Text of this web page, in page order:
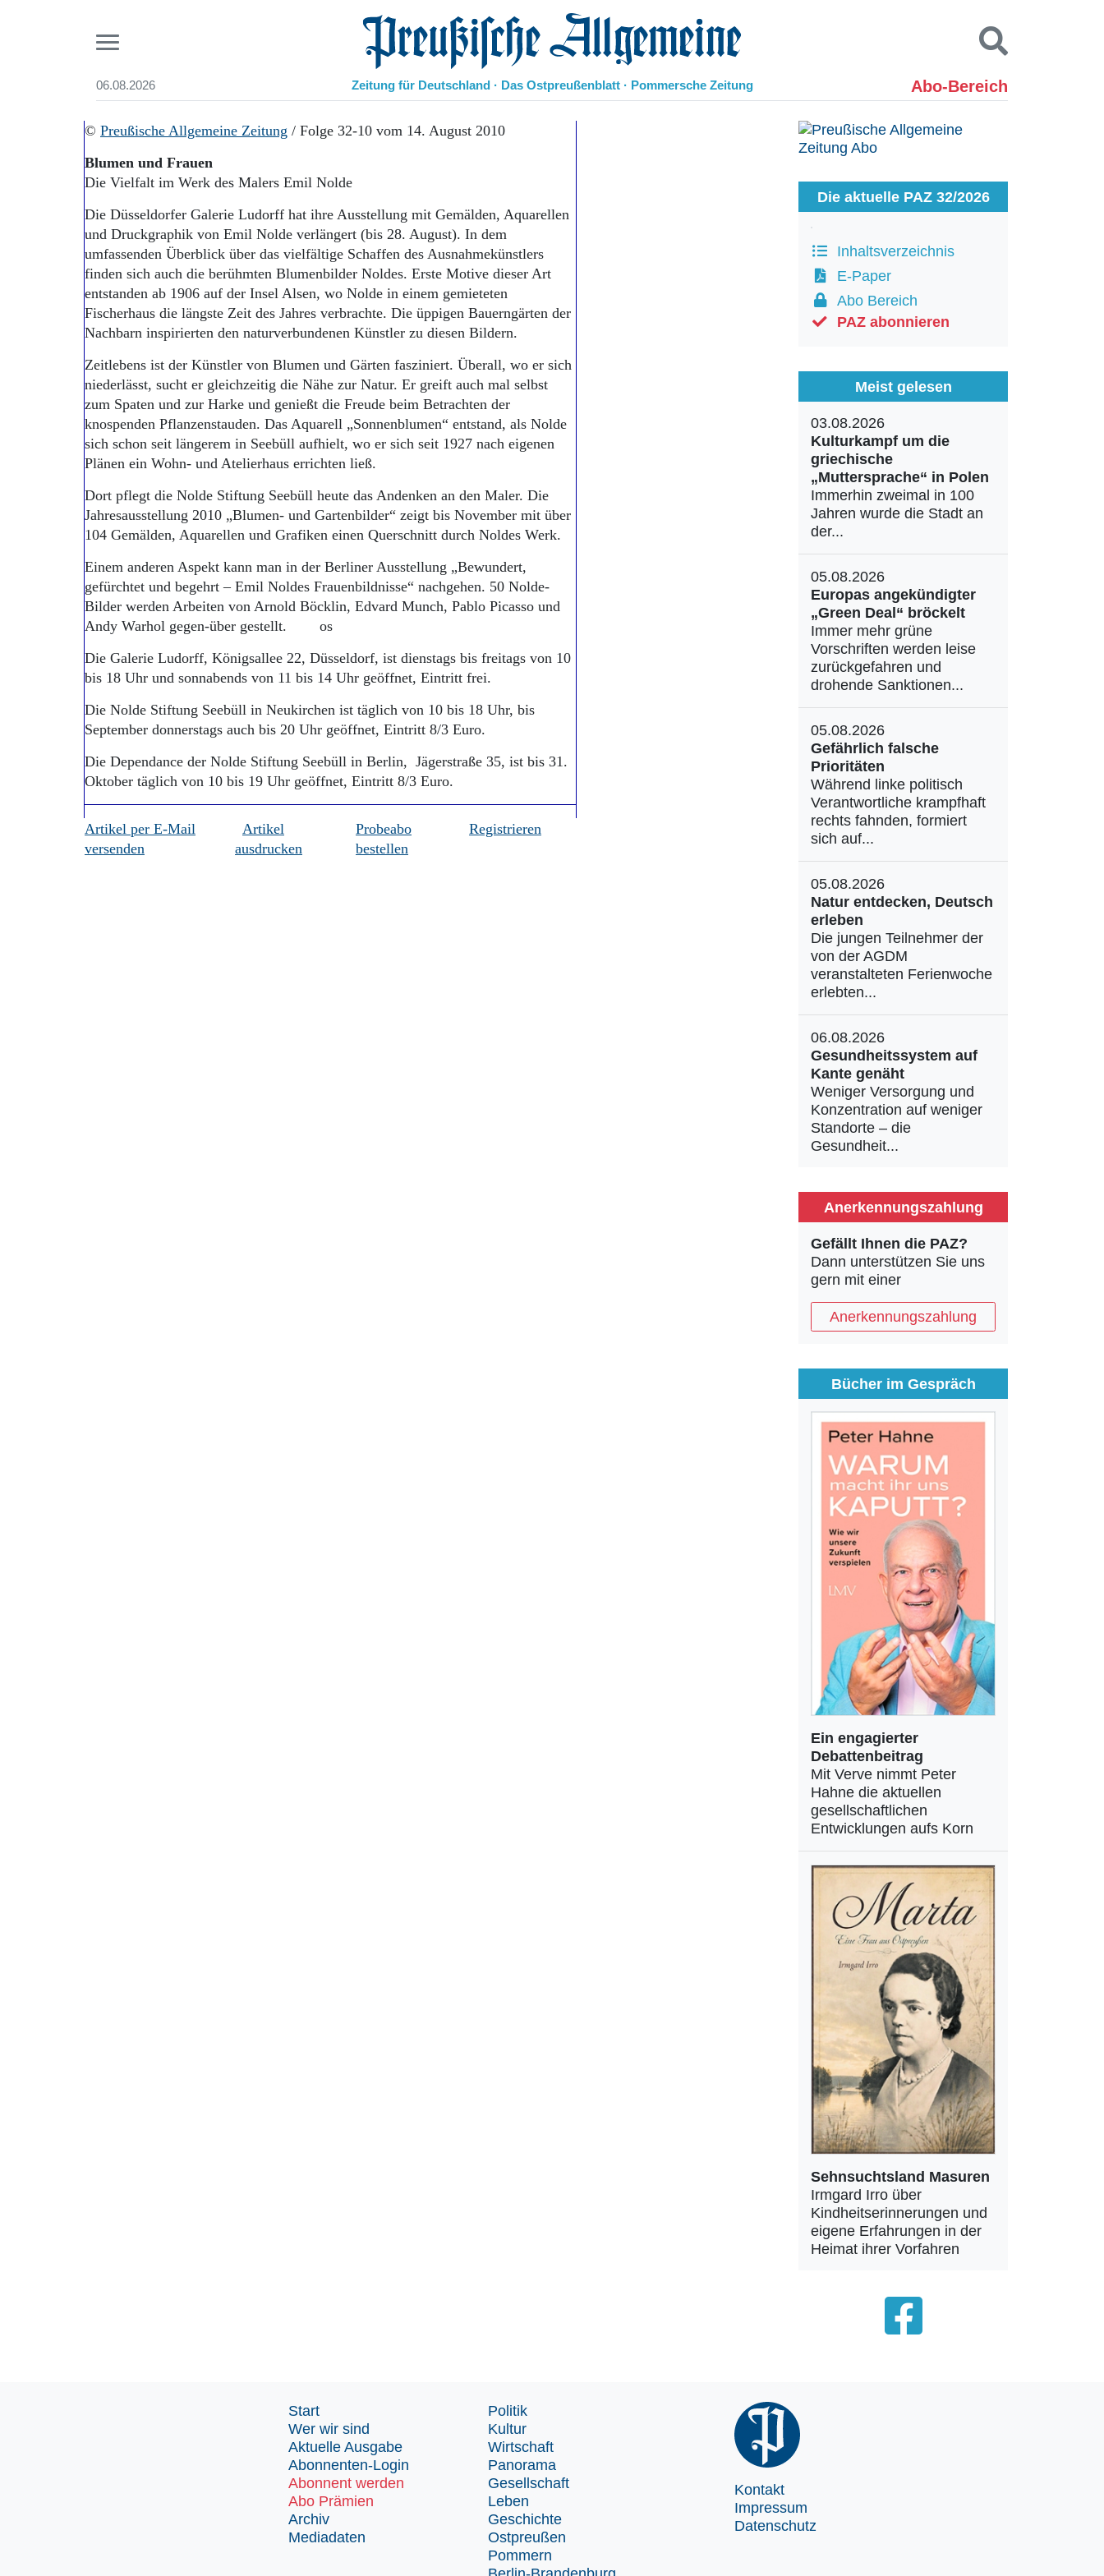
06.08.2026 Preußische Allgemeine Zeitung
Zeitung für Deutschland · Das Ostpreußenblatt · Pommersche Zeitung Abo-Bereich
Start
Aktuelle Ausgabe
Abonnenten-Login
Abo Prämien
Archiv
Mediadaten
Leben
Ostpreußen
Pommern
Berlin-Brandenburg
Schlesien
Danzig und Westpreußen
Kontakt
Suchen und finden
© Preußische Allgemeine Zeitung / Folge 32-10 vom 14. August 2010
Blumen und Frauen
Die Vielfalt im Werk des Malers Emil Nolde
Die Düsseldorfer Galerie Ludorff hat ihre Ausstellung mit Gemälden, Aquarellen
und Druckgraphik von Emil Nolde verlängert (bis 28. August). In dem
umfassenden Überblick über das vielfältige Schaffen des Ausnahmekünstlers
finden sich auch die berühmten Blumenbilder Noldes. Erste Motive dieser Art
entstanden ab 1906 auf der Insel Alsen, wo Nolde in einem gemieteten
Fischerhaus die längste Zeit des Jahres verbrachte. Die üppigen Bauerngärten der
Nachbarn inspirierten den naturverbundenen Künstler zu diesen Bildern.
Zeitlebens ist der Künstler von Blumen und Gärten fasziniert. Überall, wo er sich
niederlässt, sucht er gleichzeitig die Nähe zur Natur. Er greift auch mal selbst
zum Spaten und zur Harke und genießt die Freude beim Betrachten der
knospenden Pflanzenstauden. Das Aquarell „Sonnenblumen“ entstand, als Nolde
sich schon seit längerem in Seebüll aufhielt, wo er sich seit 1927 nach eigenen
Plänen ein Wohn- und Atelierhaus errichten ließ.
Dort pflegt die Nolde Stiftung Seebüll heute das Andenken an den Maler. Die
Jahresausstellung 2010 „Blumen- und Gartenbilder“ zeigt bis November mit über
104 Gemälden, Aquarellen und Grafiken einen Querschnitt durch Noldes Werk.
Einem anderen Aspekt kann man in der Berliner Ausstellung „Bewundert,
gefürchtet und begehrt – Emil Noldes Frauenbildnisse“ nachgehen. 50 Nolde-
Bilder werden Arbeiten von Arnold Böcklin, Edvard Munch, Pablo Picasso und
Andy Warhol gegen-über gestellt. os
Die Galerie Ludorff, Königsallee 22, Düsseldorf, ist dienstags bis freitags von 10
bis 18 Uhr und sonnabends von 11 bis 14 Uhr geöffnet, Eintritt frei.
Die Nolde Stiftung Seebüll in Neukirchen ist täglich von 10 bis 18 Uhr, bis
September donnerstags auch bis 20 Uhr geöffnet, Eintritt 8/3 Euro.
Die Dependance der Nolde Stiftung Seebüll in Berlin, Jägerstraße 35, ist bis 31.
Oktober täglich von 10 bis 19 Uhr geöffnet, Eintritt 8/3 Euro.
Artikel per E-Mail
versenden
Artikel
ausdrucken
Probeabo
bestellen
Registrieren
Die aktuelle PAZ 32/2026
Inhaltsverzeichnis
E-Paper
Abo Bereich
PAZ abonnieren
Meist gelesen
03.08.2026
Kulturkampf um die
griechische
„Muttersprache“ in Polen
Immerhin zweimal in 100
Jahren wurde die Stadt an
der...
05.08.2026
Europas angekündigter
„Green Deal“ bröckelt
Immer mehr grüne
Vorschriften werden leise
zurückgefahren und
drohende Sanktionen...
05.08.2026
Gefährlich falsche
Prioritäten
Während linke politisch
Verantwortliche krampfhaft
rechts fahnden, formiert
sich auf...
05.08.2026
Natur entdecken, Deutsch
erleben
Die jungen Teilnehmer der
von der AGDM
veranstalteten Ferienwoche
erlebten...
06.08.2026
Gesundheitssystem auf
Kante genäht
Weniger Versorgung und
Konzentration auf weniger
Standorte – die
Gesundheit...
Anerkennungszahlung
Gefällt Ihnen die PAZ?
Dann unterstützen Sie uns
gern mit einer
Anerkennungszahlung
Bücher im Gespräch
Ein engagierter
Debattenbeitrag
Mit Verve nimmt Peter
Hahne die aktuellen
gesellschaftlichen
Entwicklungen aufs Korn
Sehnsuchtsland Masuren
Irmgard Irro über
Kindheitserinnerungen und
eigene Erfahrungen in der
Heimat ihrer Vorfahren
Start
Wer wir sind
Aktuelle Ausgabe
Abonnenten-Login
Abonnent werden
Abo Prämien
Archiv
Mediadaten
Politik
Kultur
Wirtschaft
Panorama
Gesellschaft
Leben
Geschichte
Ostpreußen
Pommern
Kontakt
Impressum
Datenschutz